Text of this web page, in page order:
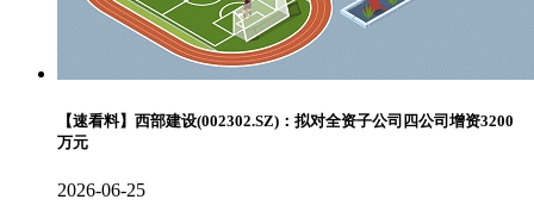
【速看料】西部建设(002302.SZ)：拟对全资子公司四公司增资3200
万元
2026-06-25